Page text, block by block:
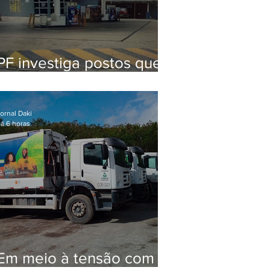
investiga postos que
de secretário
em 2020
meio à tensão com
Daki
6 horas